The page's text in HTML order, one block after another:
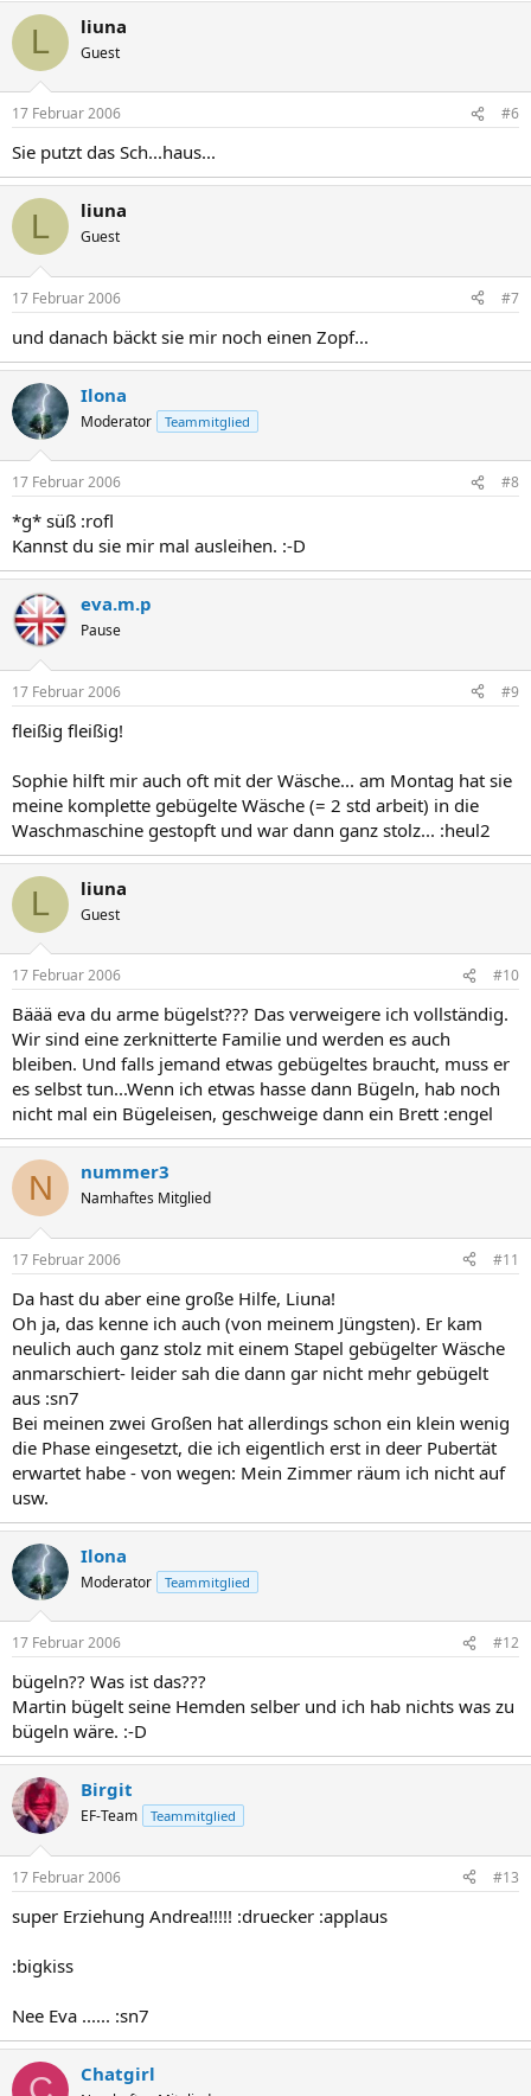
L liuna
Guest
17 Februar 2006 #6
Sie putzt das Sch...haus...
L liuna
Guest
17 Februar 2006 #7
und danach bäckt sie mir noch einen Zopf...
Ilona
Moderator Teammitglied
17 Februar 2006 #8
*g* süß :rofl
Kannst du sie mir mal ausleihen. :-D
eva.m.p
Pause
17 Februar 2006 #9
fleißig fleißig!
Sophie hilft mir auch oft mit der Wäsche... am Montag hat sie
meine komplette gebügelte Wäsche (= 2 std arbeit) in die
Waschmaschine gestopft und war dann ganz stolz... :heul2
L liuna
Guest
17 Februar 2006 #10
Bäää eva du arme bügelst??? Das verweigere ich vollständig.
Wir sind eine zerknitterte Familie und werden es auch
bleiben. Und falls jemand etwas gebügeltes braucht, muss er
es selbst tun...Wenn ich etwas hasse dann Bügeln, hab noch
nicht mal ein Bügeleisen, geschweige dann ein Brett :engel
N nummer3
Namhaftes Mitglied
17 Februar 2006 #11
Da hast du aber eine große Hilfe, Liuna!
Oh ja, das kenne ich auch (von meinem Jüngsten). Er kam
neulich auch ganz stolz mit einem Stapel gebügelter Wäsche
anmarschiert- leider sah die dann gar nicht mehr gebügelt
aus :sn7
Bei meinen zwei Großen hat allerdings schon ein klein wenig
die Phase eingesetzt, die ich eigentlich erst in deer Pubertät
erwartet habe - von wegen: Mein Zimmer räum ich nicht auf
usw.
Ilona
Moderator Teammitglied
17 Februar 2006 #12
bügeln?? Was ist das???
Martin bügelt seine Hemden selber und ich hab nichts was zu
bügeln wäre. :-D
Birgit
EF-Team Teammitglied
17 Februar 2006 #13
super Erziehung Andrea!!!!! :druecker :applaus
:bigkiss
Nee Eva ...... :sn7
Chatgirl